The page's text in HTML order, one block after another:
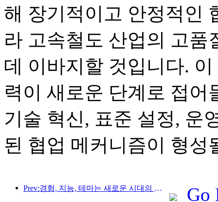
해 장기적이고 안정적인
라 고속철도 산업의 고품
데 이바지할 것입니다.
력이 새로운 단계로 접
기술 혁신, 표준 설정, 운
된 협업 메커니즘이 형성
Prev:경험, 지능, 테마는 새로운 시대의 호텔을 위한 솔루션입니다. Go